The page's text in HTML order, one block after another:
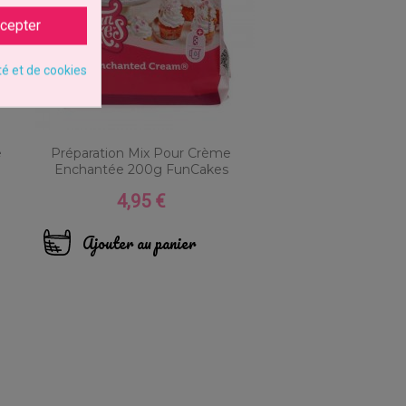
Préparation Mix Pour Crème
Enchantée 200g FunCakes
Prix
4,95 €
Ajouter au panier
et de cookies